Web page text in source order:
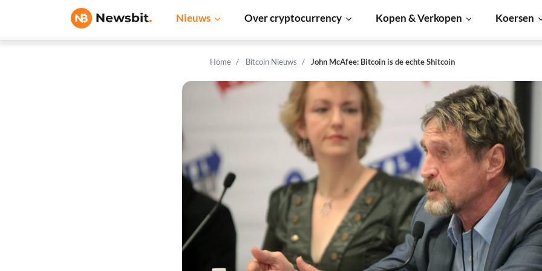
Nieuws Over cryptocurrency Kopen & Verkopen Koersen
Home Bitcoin Nieuws John McAfee: Bitcoin is de echte Shitcoin